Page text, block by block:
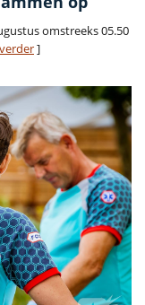
omstreeks 05.50
]